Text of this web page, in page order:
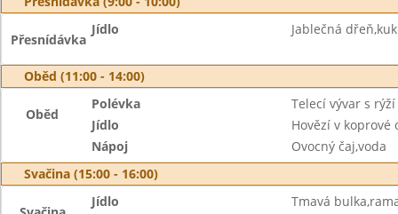
Přesnídávka
Jídlo Jablečná
Oběd (11:00 - 14:00)
Oběd
Polévka
Telecí vývar s rýží
Jídlo
Hovězí v koprové
Nápoj
Ovocný čaj,voda
Svačina (15:00 - 16:00)
Jídlo Tmavá